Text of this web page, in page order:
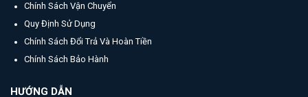
Chính Sách Vận Chuyển
Quy Định Sử Dụng
Chính Sách Đổi Trả Và Hoàn Tiền
Chính Sách Bảo Hành
HƯỚNG DẪN